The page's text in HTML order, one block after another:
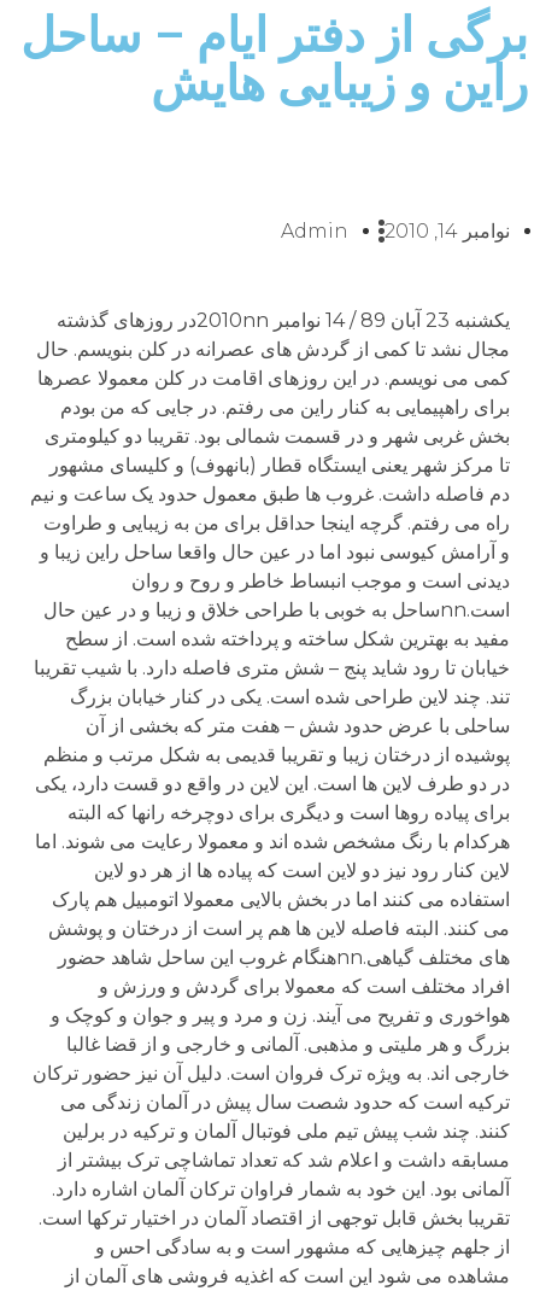
برگی از دفتر ایام – ساحل
راین و زیبایی هایش
نوامبر 14, 2010 Admin
یکشنبه 23 آبان 89 / 14 نوامبر 2010nnدر روزهای گذشته
مجال نشد تا کمی از گردش های عصرانه در کلن بنویسم. حال
کمی می نویسم. در این روزهای اقامت در کلن معمولا عصرها
برای راهپیمایی به کنار راین می رفتم. در جایی که من بودم
بخش غربی شهر و در قسمت شمالی بود. تقریبا دو کیلومتری
تا مرکز شهر یعنی ایستگاه قطار (بانهوف) و کلیسای مشهور
دم فاصله داشت. غروب ها طبق معمول حدود یک ساعت و نیم
راه می رفتم. گرچه اینجا حداقل برای من به زیبایی و طراوت
و آرامش کیوسی نبود اما در عین حال واقعا ساحل راین زیبا و
دیدنی است و موجب انبساط خاطر و روح و روان
است.nnساحل به خوبی با طراحی خلاق و زیبا و در عین حال
مفید به بهترین شکل ساخته و پرداخته شده است. از سطح
خیابان تا رود شاید پنج – شش متری فاصله دارد. با شیب تقریبا
تند. چند لاین طراحی شده است. یکی در کنار خیابان بزرگ
ساحلی با عرض حدود شش – هفت متر که بخشی از آن
پوشیده از درختان زیبا و تقریبا قدیمی به شکل مرتب و منظم
در دو طرف لاین ها است. این لاین در واقع دو قست دارد، یکی
برای پیاده روها است و دیگری برای دوچرخه رانها که البته
هرکدام با رنگ مشخص شده اند و معمولا رعایت می شوند. اما
لاین کنار رود نیز دو لاین است که پیاده ها از هر دو لاین
استفاده می کنند اما در بخش بالایی معمولا اتومبیل هم پارک
می کنند. البته فاصله لاین ها هم پر است از درختان و پوشش
های مختلف گیاهی.nnهنگام غروب این ساحل شاهد حضور
افراد مختلف است که معمولا برای گردش و ورزش و
هواخوری و تفریح می آیند. زن و مرد و پیر و جوان و کوچک و
بزرگ و هر ملیتی و مذهبی. آلمانی و خارجی و از قضا غالبا
خارجی اند. به ویژه ترک فروان است. دلیل آن نیز حضور ترکان
ترکیه است که حدود شصت سال پیش در آلمان زندگی می
کنند. چند شب پیش تیم ملی فوتبال آلمان و ترکیه در برلین
مسابقه داشت و اعلام شد که تعداد تماشاچی ترک بیشتر از
آلمانی بود. این خود به شمار فراوان ترکان آلمان اشاره دارد.
تقریبا بخش قابل توجهی از اقتصاد آلمان در اختیار ترکها است.
از جلهم چیزهایی که مشهور است و به سادگی احس و
مشاهده می شود این است که اغذیه فروشی های آلمان از